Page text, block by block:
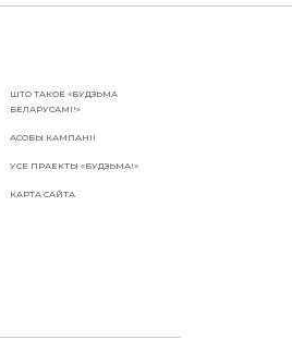
ШТО ТАКОЕ «БУДЗЬМА
БЕЛАРУСАМІ!»
АСОБЫ КАМПАНІІ
УСЕ ПРАЕКТЫ «БУДЗЬМА!»
КАРТА САЙТА